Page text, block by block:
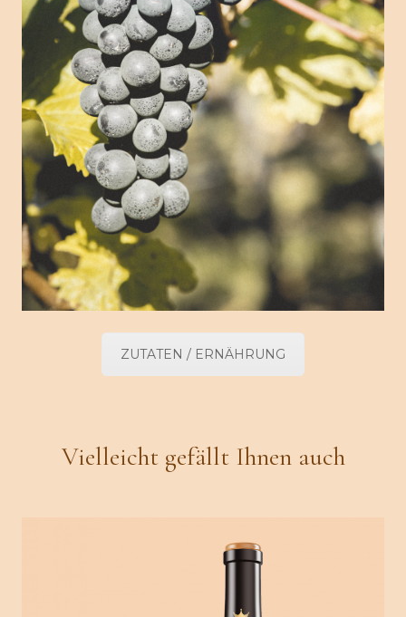
ZUTATEN / ERNÄHRUNG
Vielleicht gefällt Ihnen auch